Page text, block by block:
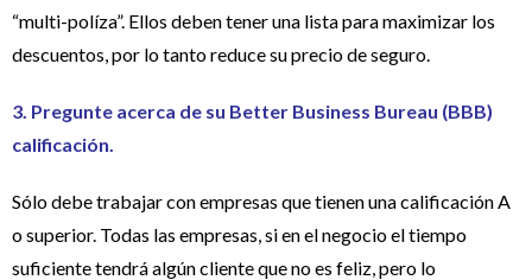
“multi-políza”. Ellos deben tener una lista para maximizar los
descuentos, por lo tanto reduce su precio de seguro.
3. Pregunte acerca de su Better Business Bureau (BBB)
calificación.
Sólo debe trabajar con empresas que tienen una calificación A
o superior. Todas las empresas, si en el negocio el tiempo
suficiente tendrá algún cliente que no es feliz, pero lo